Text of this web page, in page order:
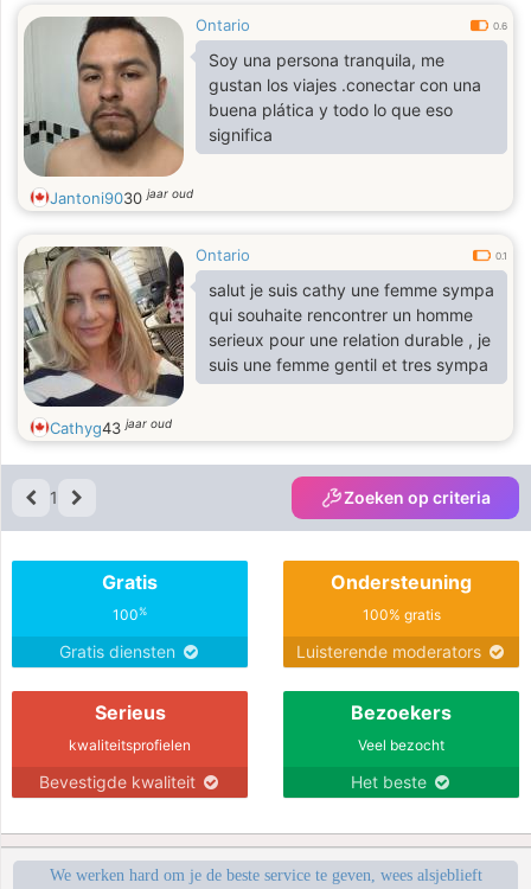
Ontario 0.6
Soy una persona tranquila, me
gustan los viajes .conectar con una
buena plática y todo lo que eso
significa
Jantoni9030jaar oud
Ontario 0.1
salut je suis cathy une femme sympa
qui souhaite rencontrer un homme
serieux pour une relation durable , je
suis une femme gentil et tres sympa
Cathyg43jaar oud
1 Zoeken op criteria
Gratis
100%
Gratis diensten
Ondersteuning
100% gratis
Luisterende moderators
Serieus
kwaliteitsprofielen
Bevestigde kwaliteit
Bezoekers
Veel bezocht
Het beste
We werken hard om je de beste service te geven, wees alsjeblieft